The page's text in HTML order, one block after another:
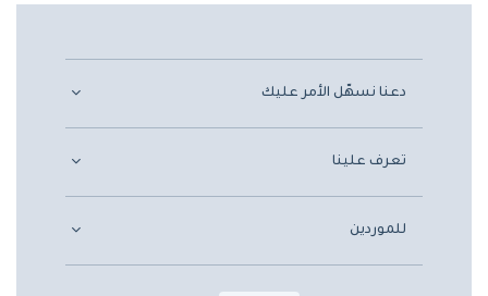
دعنا نسهّل الأمر عليك
تعرف علينا
للموردين